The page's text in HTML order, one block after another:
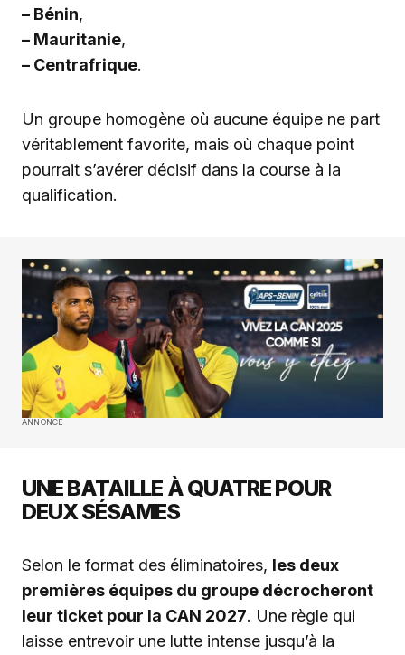
– Bénin,
– Mauritanie,
– Centrafrique.
Un groupe homogène où aucune équipe ne part
véritablement favorite, mais où chaque point
pourrait s’avérer décisif dans la course à la
qualification.
ANNONCE
UNE BATAILLE À QUATRE POUR
DEUX SÉSAMES
Selon le format des éliminatoires, les deux
premières équipes du groupe décrocheront
leur ticket pour la CAN 2027. Une règle qui
laisse entrevoir une lutte intense jusqu’à la